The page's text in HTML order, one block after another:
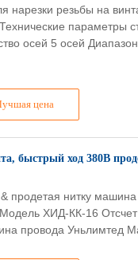
цена
нарезки резьбы на
параметры
осей 5 осей Диапазон
быстрый ход 380В
нитку
ХИД-КК-16
провода Уньлимтед